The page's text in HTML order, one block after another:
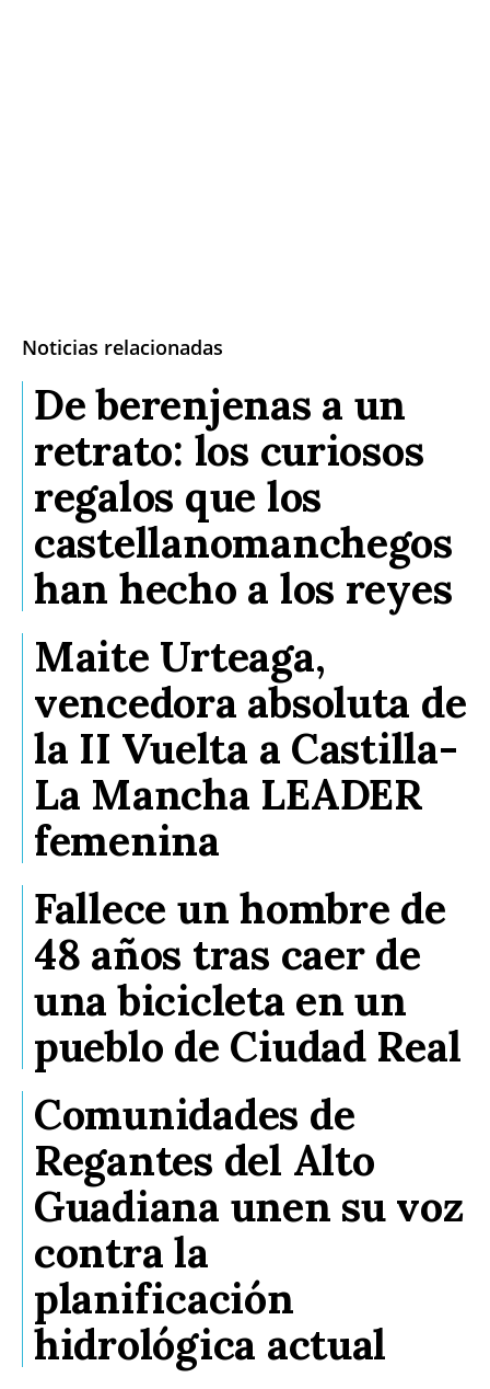
Noticias relacionadas
De berenjenas a un
retrato: los curiosos
regalos que los
castellanomanchegos
han hecho a los reyes
Maite Urteaga,
vencedora absoluta de
la II Vuelta a Castilla-
La Mancha LEADER
femenina
Fallece un hombre de
48 años tras caer de
una bicicleta en un
pueblo de Ciudad Real
Comunidades de
Regantes del Alto
Guadiana unen su voz
contra la
planificación
hidrológica actual